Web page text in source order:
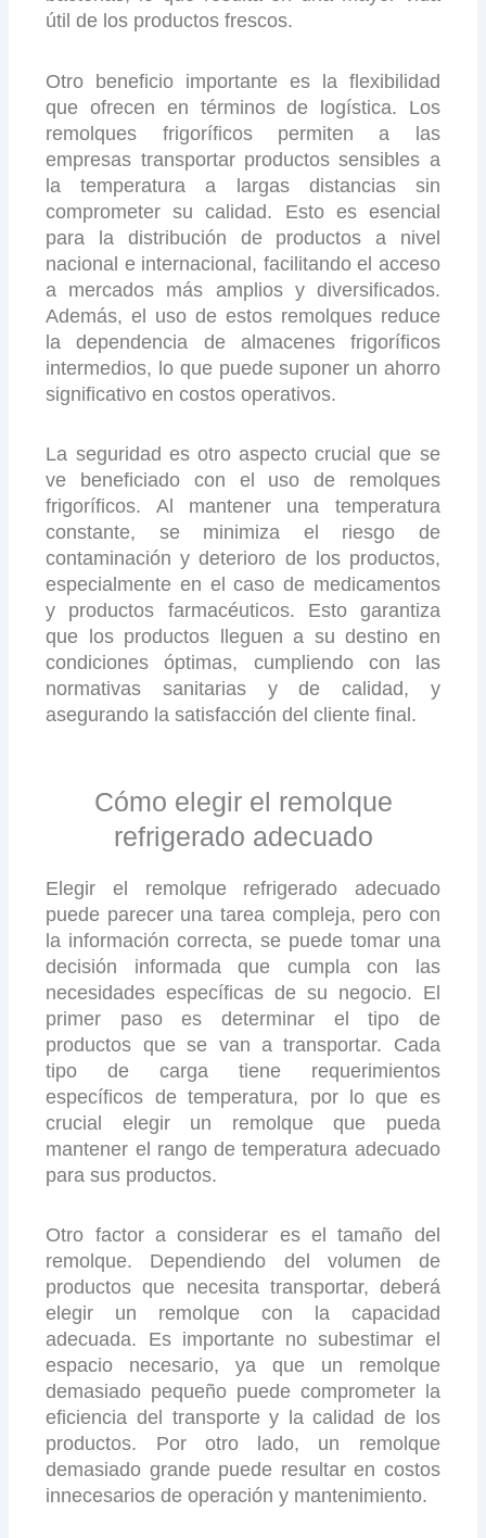
útil de los productos frescos.
Otro beneficio importante es la flexibilidad
que ofrecen en términos de logística. Los
remolques frigoríficos permiten a las
empresas transportar productos sensibles a
la temperatura a largas distancias sin
comprometer su calidad. Esto es esencial
para la distribución de productos a nivel
nacional e internacional, facilitando el acceso
a mercados más amplios y diversificados.
Además, el uso de estos remolques reduce
la dependencia de almacenes frigoríficos
intermedios, lo que puede suponer un ahorro
significativo en costos operativos.
La seguridad es otro aspecto crucial que se
ve beneficiado con el uso de remolques
frigoríficos. Al mantener una temperatura
constante, se minimiza el riesgo de
contaminación y deterioro de los productos,
especialmente en el caso de medicamentos
y productos farmacéuticos. Esto garantiza
que los productos lleguen a su destino en
condiciones óptimas, cumpliendo con las
normativas sanitarias y de calidad, y
asegurando la satisfacción del cliente final.
Cómo elegir el remolque
refrigerado adecuado
Elegir el remolque refrigerado adecuado
puede parecer una tarea compleja, pero con
la información correcta, se puede tomar una
decisión informada que cumpla con las
necesidades específicas de su negocio. El
primer paso es determinar el tipo de
productos que se van a transportar. Cada
tipo de carga tiene requerimientos
específicos de temperatura, por lo que es
crucial elegir un remolque que pueda
mantener el rango de temperatura adecuado
para sus productos.
Otro factor a considerar es el tamaño del
remolque. Dependiendo del volumen de
productos que necesita transportar, deberá
elegir un remolque con la capacidad
adecuada. Es importante no subestimar el
espacio necesario, ya que un remolque
demasiado pequeño puede comprometer la
eficiencia del transporte y la calidad de los
productos. Por otro lado, un remolque
demasiado grande puede resultar en costos
innecesarios de operación y mantenimiento.